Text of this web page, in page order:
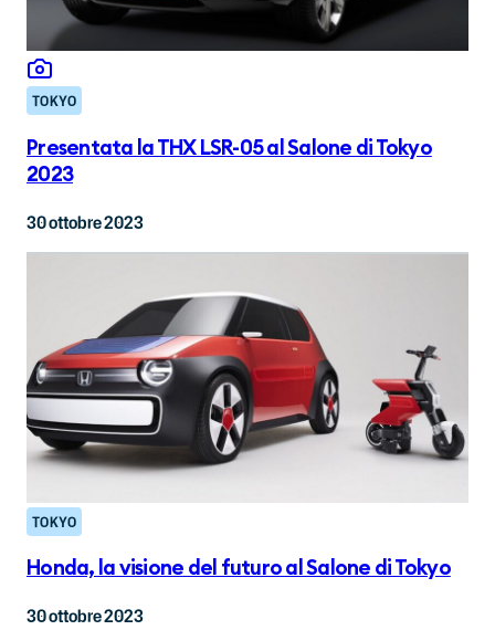
TOKYO
Presentata la THX LSR-05 al Salone di Tokyo
2023
30 ottobre 2023
TOKYO
Honda, la visione del futuro al Salone di Tokyo
30 ottobre 2023